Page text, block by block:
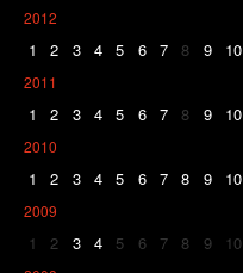
2012
1 2 3 4 5 6 7 8 9 10
2011
1 2 3 4 5 6 7 8 9 10
2010
1 2 3 4 5 6 7 8 9 10
2009
1 2 3 4 5 6 7 8 9 10